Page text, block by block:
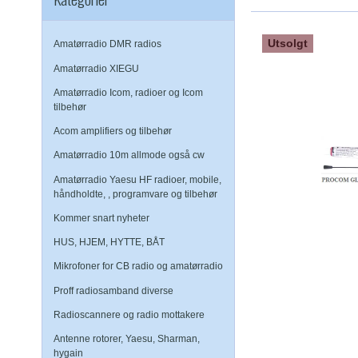
Amatørradio DMR radios
Amatørradio XIEGU
Amatørradio Icom, radioer og Icom
tilbehør
Acom amplifiers og tilbehør
Amatørradio 10m allmode også cw
Amatørradio Yaesu HF radioer, mobile,
håndholdte, , programvare og tilbehør
Kommer snart nyheter
HUS, HJEM, HYTTE, BÅT
Mikrofoner for CB radio og amatørradio
Proff radiosamband diverse
Radioscannere og radio mottakere
Antenne rotorer, Yaesu, Sharman,
hygain
Utsolgt